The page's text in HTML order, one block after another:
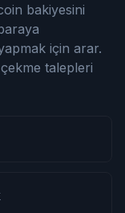
bakiyesini
için arar.
talepleri